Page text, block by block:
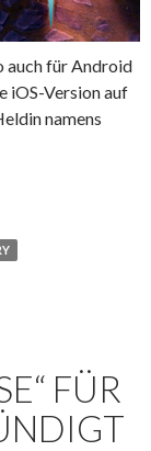
auch für Android
iOS-Version auf
namens
und ist jetzt zu
FÜR